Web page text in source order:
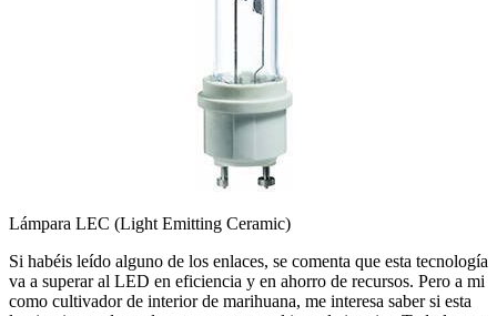
Lámpara LEC (Light Emitting Ceramic)
Si habéis leído alguno de los enlaces, se comenta que esta tecnología
va a superar al LED en eficiencia y en ahorro de recursos. Pero a mi
como cultivador de interior de marihuana, me interesa saber si esta